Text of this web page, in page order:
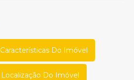
Características Do Imóvel
Localização Do Imóvel